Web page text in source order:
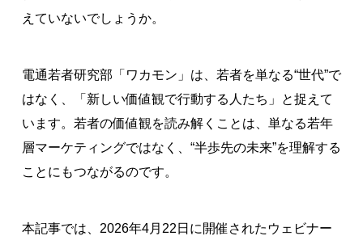
えていないでしょうか。
電通若者研究部「ワカモン」は、若者を単なる“世代”で
はなく、「新しい価値観で行動する人たち」と捉えて
います。若者の価値観を読み解くことは、単なる若年
層マーケティングではなく、“半歩先の未来”を理解する
ことにもつながるのです。
本記事では、2026年4月22日に開催されたウェビナー